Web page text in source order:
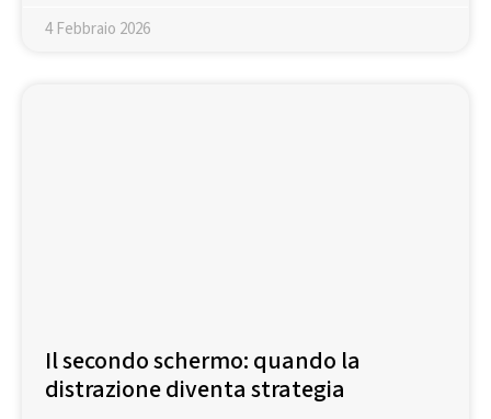
4 Febbraio 2026
Il secondo schermo: quando la
distrazione diventa strategia